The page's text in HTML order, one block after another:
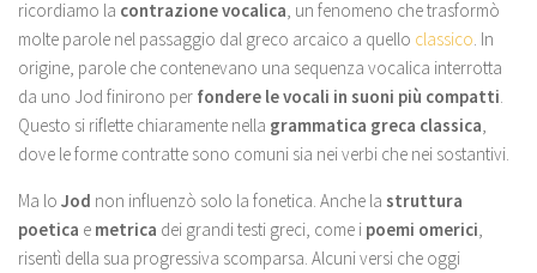
ricordiamo la contrazione vocalica , un fenomeno che trasformò
molte parole nel passaggio dal greco arcaico a quello classico . In
origine, parole che contenevano una sequenza vocalica interrotta
da uno Jod finirono per fondere le vocali in suoni più compatti
Questo si riflette chiaramente nella grammatica greca classica
dove le forme contratte sono comuni sia nei verbi che nei sostantivi.
Ma lo Jod non influenzò solo la fonetica. Anche la struttura
poetica e metrica dei grandi testi greci, come i poemi omerici
risentì della sua progressiva scomparsa. Alcuni versi che oggi